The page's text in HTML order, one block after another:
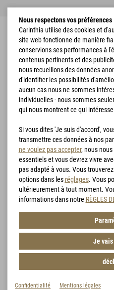
Accueil Sacs de couchage
Tactical &
Filtre
Nous respectons vos préférences
Carinthia utilise des cookies et
site web fonctionne de manière
conservions ses performances à
contenus pertinents et des
nous recueillons des données
d'identifier les possibilités
aucun cas nous ne sommes
individuelles - nous sommes
qui nous montrent ce qui
Si vous dites 'Je suis d'accord',
transmettre ces données à nos
ne voulez pas accepter, nous
essentiels et vous devrez vivre
pas adapté à vous. Vous
options dans les réglages. Vous
ultérieurement à tout moment.
informations dans notre RÈGLES
Je
Confidentialité Mentions légales